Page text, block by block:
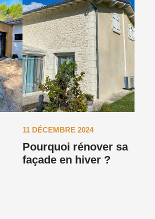
11 DÉCEMBRE 2024
Pourquoi rénover sa
façade en hiver ?